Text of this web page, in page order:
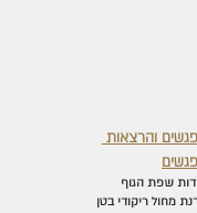
והרצאות
שפת הגוף
מחול ריקודי בטן